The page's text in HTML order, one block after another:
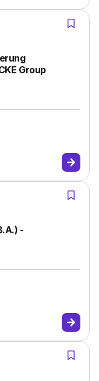
Group
-